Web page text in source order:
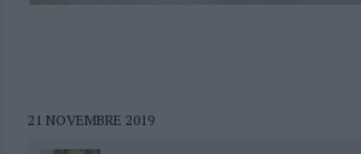
21 NOVEMBRE 2019